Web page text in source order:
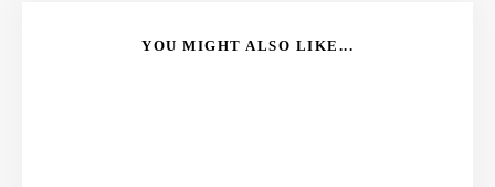
YOU MIGHT ALSO LIKE...